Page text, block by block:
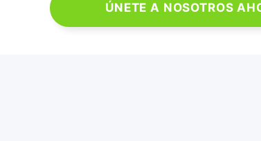
ÚNETE A NOSOTROS